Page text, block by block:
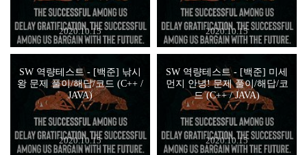
2020.10.15 2020.10.15
SW 역량테스트 - [백준] 낚시
왕 문제 풀이/해답/코드 (C++ /
JAVA)
2020.10.15
SW 역량테스트 - [백준] 미세
먼지 안녕! 문제 풀이/해답/코
드 (C++ / JAVA)
2020.10.15